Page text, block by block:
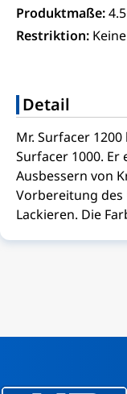
Produktmaße:
Restriktion: Keine
Detail
Mr. Surfacer
Surfacer 1000.
Ausbessern von
Vorbereitung
Lackieren. Die